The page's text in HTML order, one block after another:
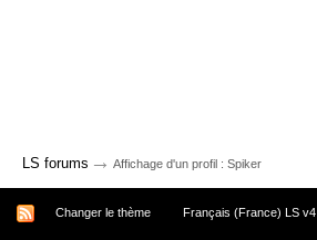
LS forums → Affichage d'un profil : Spiker
Changer le thème Français (France) LS v4